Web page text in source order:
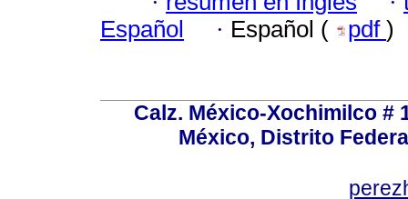
Español
· Español ( pdf )
Calz. México-Xochimilco #
México, Distrito